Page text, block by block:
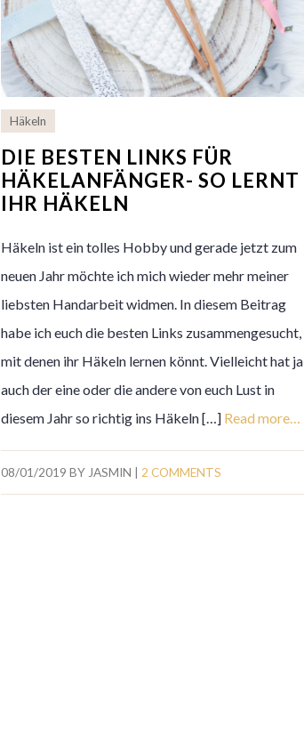
Häkeln
DIE BESTEN LINKS FÜR
HÄKELANFÄNGER- SO LERNT
IHR HÄKELN
Häkeln ist ein tolles Hobby und gerade jetzt zum
neuen Jahr möchte ich mich wieder mehr meiner
liebsten Handarbeit widmen. In diesem Beitrag
habe ich euch die besten Links zusammengesucht,
mit denen ihr Häkeln lernen könnt. Vielleicht hat ja
auch der eine oder die andere von euch Lust in
diesem Jahr so richtig ins Häkeln […] Read more…
08/01/2019 BYJASMIN 2 COMMENTS